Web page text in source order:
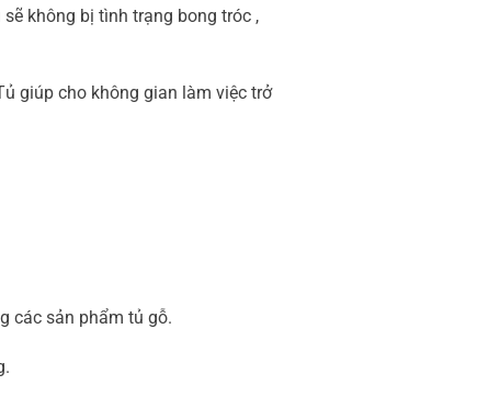
không bị tình trạng bong tróc ,
giúp cho không gian làm việc trở
các sản phẩm tủ gỗ.